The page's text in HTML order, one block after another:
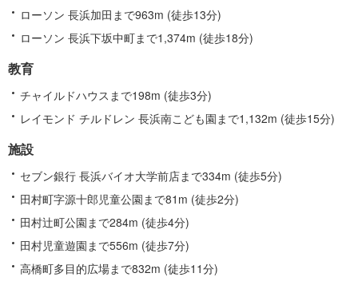
ローソン 長浜加田まで963m (徒歩13分)
ローソン 長浜下坂中町まで1,374m (徒歩18分)
教育
チャイルドハウスまで198m (徒歩3分)
レイモンド チルドレン 長浜南こども園まで1,132m (徒歩15分)
施設
セブン銀行 長浜バイオ大学前店まで334m (徒歩5分)
田村町字源十郎児童公園まで81m (徒歩2分)
田村辻町公園まで284m (徒歩4分)
田村児童遊園まで556m (徒歩7分)
高橋町多目的広場まで832m (徒歩11分)